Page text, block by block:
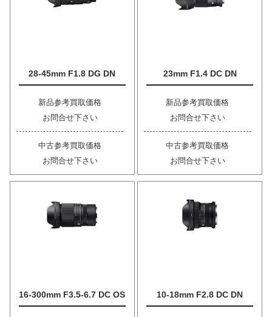
28-45mm F1.8 DG DN
新品参考買取価格
お問合せ下さい
中古参考買取価格
お問合せ下さい
23mm F1.4 DC DN
新品参考買取価格
お問合せ下さい
中古参考買取価格
お問合せ下さい
16-300mm F3.5-6.7 DC OS 10-18mm F2.8 DC DN